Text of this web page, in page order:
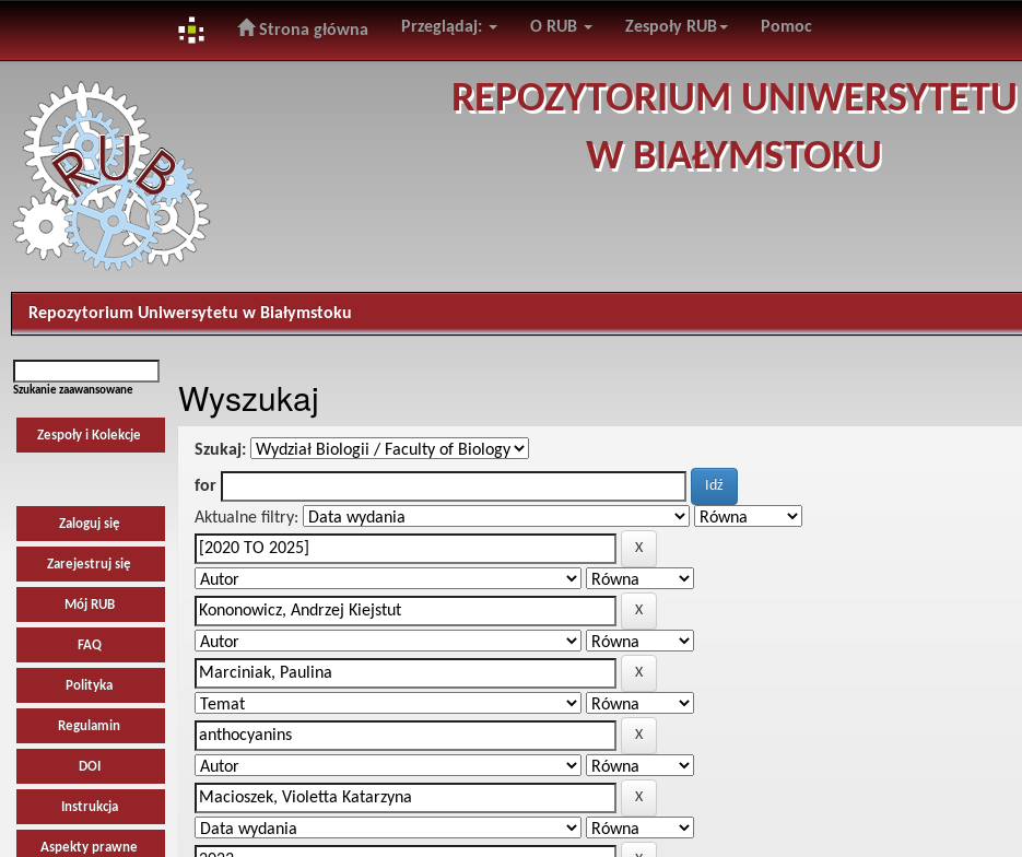
navigation
Strona główna Przeglądaj: O RUB Zespoły RUB Pomoc
REPOZYTORIUM UNIWERSYTETU
W BIAŁYMSTOKU
Repozytorium Uniwersytetu w Białymstoku
Szukanie zaawansowane
Zespoły i Kolekcje
Zaloguj się
Zarejestruj się
Mój RUB
FAQ
Polityka
Regulamin
DOI
Instrukcja
Aspekty prawne
Wyszukaj
Szukaj:
for
Aktualne filtry: